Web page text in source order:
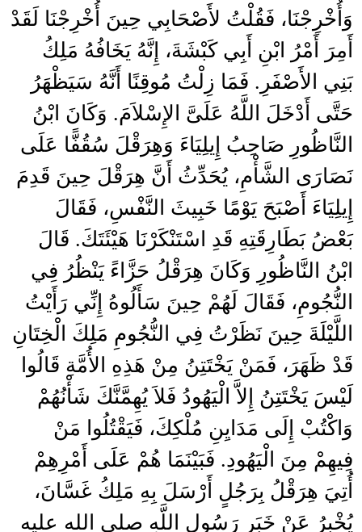
وَأُخْرِجْنَا، فَقُلْتُ لأَصْحَابِي حِينَ أُخْرِجْنَا لَقَدْ
أَمِرَ أَمْرُ ابْنِ أَبِي كَبْشَةَ، إِنَّهُ يَخَافُهُ مَلِكُ
بَنِي الأَصْفَرِ‏.‏ فَمَا زِلْتُ مُوقِنًا أَنَّهُ سَيَظْهَرُ
حَتَّى أَدْخَلَ اللَّهُ عَلَىَّ الإِسْلاَمَ‏.‏ وَكَانَ ابْنُ
النَّاظُورِ صَاحِبُ إِيلِيَاءَ وَهِرَقْلَ سُقُفًّا عَلَى
نَصَارَى الشَّأْمِ، يُحَدِّثُ أَنَّ هِرَقْلَ حِينَ قَدِمَ
إِيلِيَاءَ أَصْبَحَ يَوْمًا خَبِيثَ النَّفْسِ، فَقَالَ
بَعْضُ بَطَارِقَتِهِ قَدِ اسْتَنْكَرْنَا هَيْئَتَكَ‏.‏ قَالَ
ابْنُ النَّاظُورِ وَكَانَ هِرَقْلُ حَزَّاءً يَنْظُرُ فِي
النُّجُومِ، فَقَالَ لَهُمْ حِينَ سَأَلُوهُ إِنِّي رَأَيْتُ
اللَّيْلَةَ حِينَ نَظَرْتُ فِي النُّجُومِ مَلِكَ الْخِتَانِ
قَدْ ظَهَرَ، فَمَنْ يَخْتَتِنُ مِنْ هَذِهِ الأُمَّةِ قَالُوا
لَيْسَ يَخْتَتِنُ إِلاَّ الْيَهُودُ فَلاَ يُهِمَّنَّكَ شَأْنُهُمْ
وَاكْتُبْ إِلَى مَدَايِنِ مُلْكِكَ، فَيَقْتُلُوا مَنْ
فِيهِمْ مِنَ الْيَهُودِ‏.‏ فَبَيْنَمَا هُمْ عَلَى أَمْرِهِمْ
أُتِيَ هِرَقْلُ بِرَجُلٍ أَرْسَلَ بِهِ مَلِكُ غَسَّانَ،
يُخْبِرُ عَنْ خَبَرِ رَسُولِ اللَّهِ صلى الله عليه